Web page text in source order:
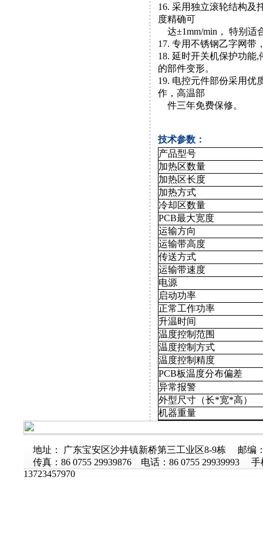
16. 采用独立滚轮结构及
度精确可
达±1mm/min， 特别适
17. 专用不锈钢乙字网带
18. 延时开关机保护功能
的部件变形。
19. 电控元件部份采用优
作，高温部
件三年免费保修。
技术参数：
产品型号
加热区数量
加热区长度
加热方式
冷却区数量
PCB最大宽度
运输方向
运输带高度
传送方式
运输带速度
电源
启动功率
正常工作功率
升温时间
温度控制范围
温度控制方式
温度控制精度
PCB板温度分布偏差
异常报警
外型尺寸（长*宽*高）
机器重量
地址： 广东宝安区沙井镇新桥第三工业区8-9栋 邮编
传真：86 0755 29939876 电话：86 0755 29939993 手
13723457970